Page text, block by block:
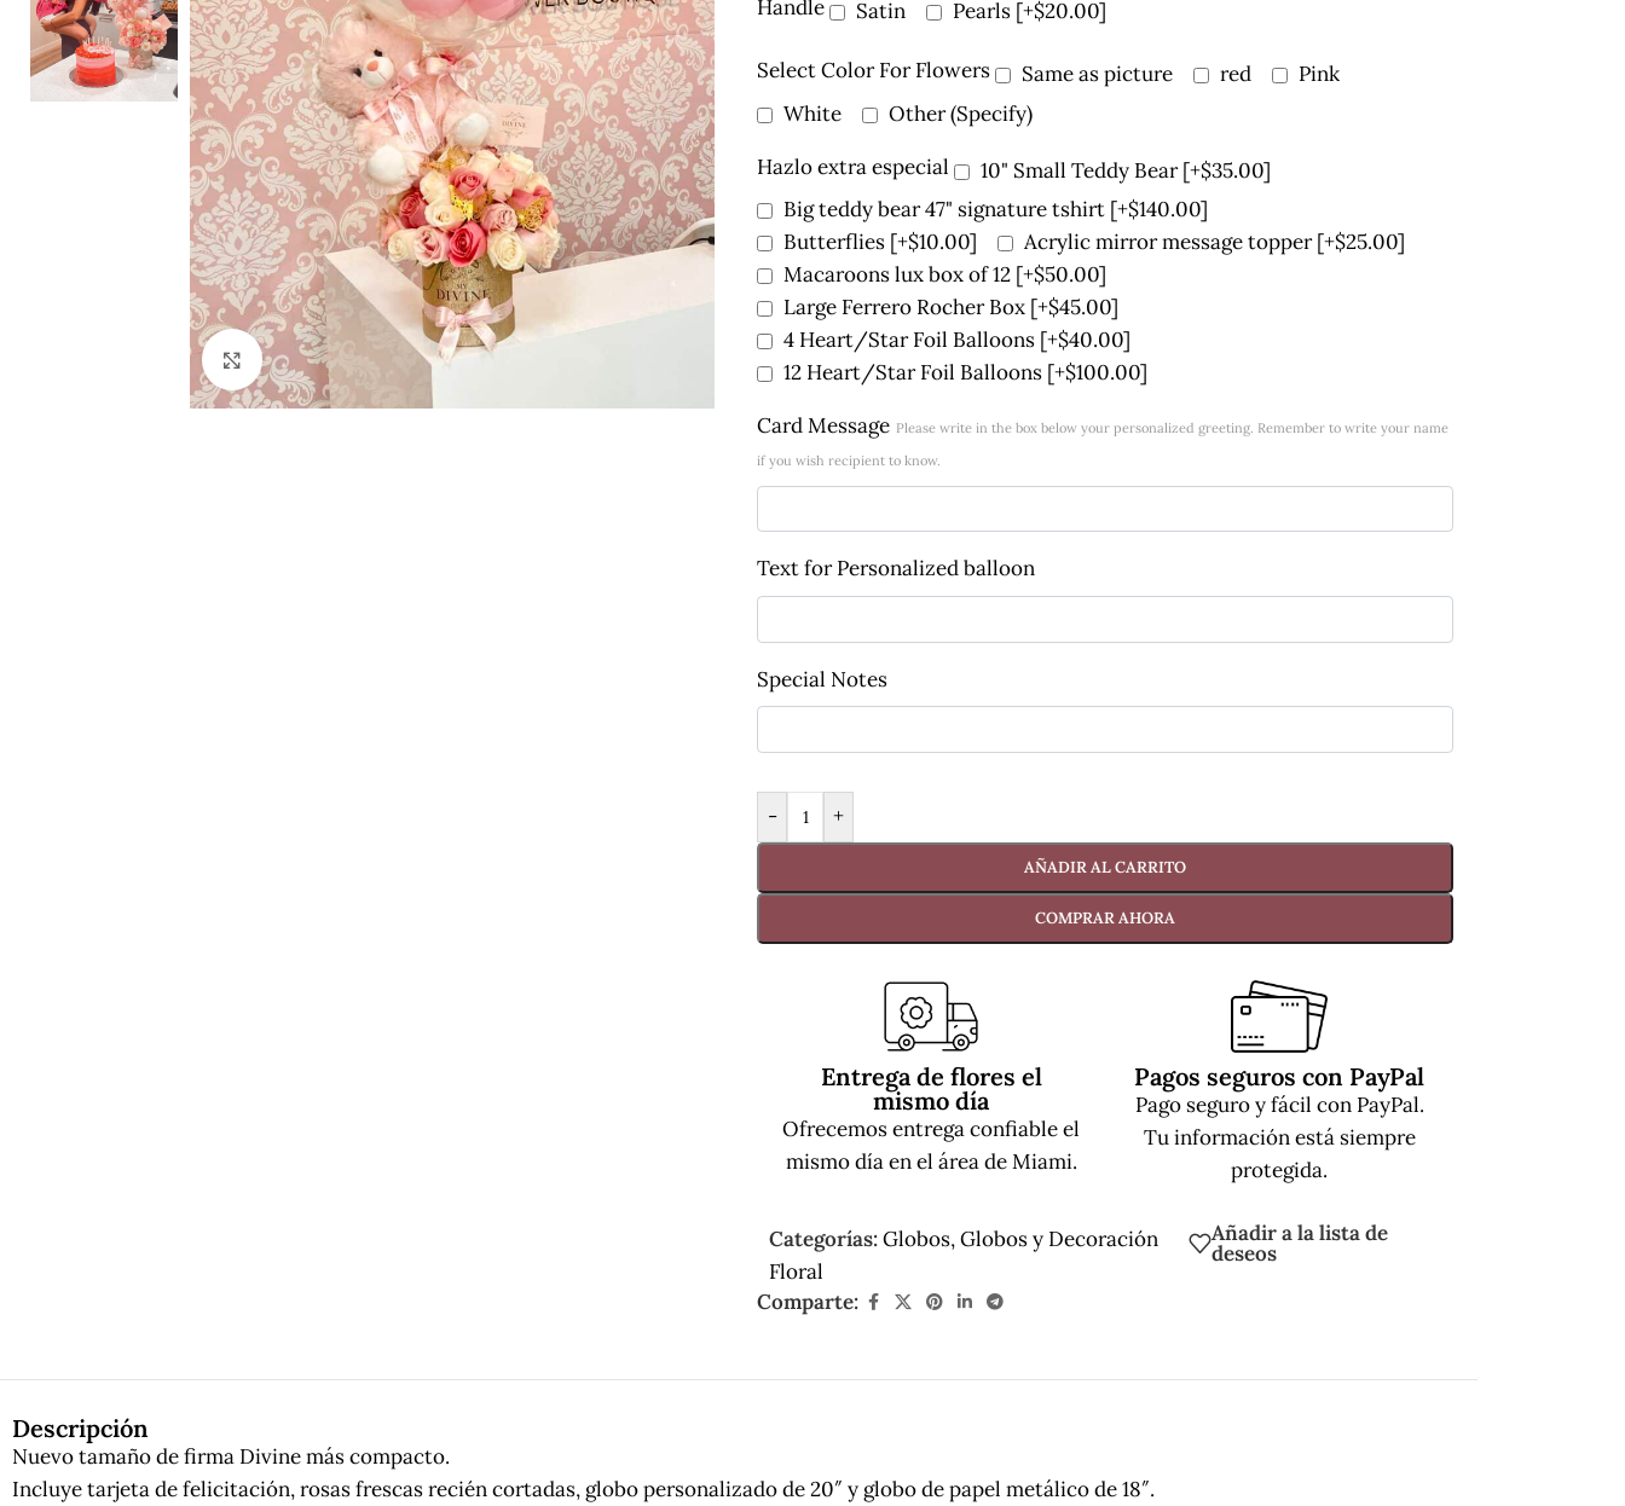
Clic para ampliar
Handle
Satin Pearls [+$20.00]
Select Color For Flowers Same as picture red
Pink
White
Other (Specify)
Hazlo extra especial
10" Small Teddy Bear[+$35.00]
Big teddy bear 47" signature tshirt [+$140.00]
Butterflies [+$10.00] Acrylic mirror message topper[+$25.00]
Macaroons lux box of 12 [+$50.00]
Large Ferrero Rocher Box [+$45.00]
4 Heart/Star Foil Balloons [+$40.00]
12 Heart/Star Foil Balloons [+$100.00]
Card Message Please write in the box below your personalized greeting. Remember to write your name
if you wish recipient to know.
Text for Personalized balloon
Special Notes
- +
AÑADIR AL CARRITO
COMPRAR AHORA
Entrega de flores el
mismo día
Ofrecemos entrega confiable el
mismo día en el área de Miami.
Pagos seguros con PayPal
Pago seguro y fácil con PayPal.
Tu información está siempre
protegida.
Categorías:Globos,Globos y Decoración
Floral
Añadir a la lista de
deseos
Comparte:
Descripción
Nuevo tamaño de firma Divine más compacto.
Incluye tarjeta de felicitación, rosas frescas recién cortadas, globo personalizado de 20″ y globo de papel metálico de 18″.